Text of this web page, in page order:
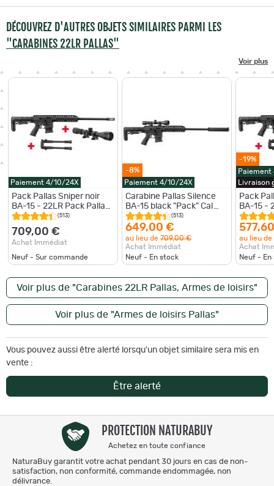
DÉCOUVREZ D'AUTRES OBJETS SIMILAIRES PARMI LES
"CARABINES 22LR PALLAS"
Voir plus
Paiement 4/10/24X
Pack Pallas Sniper noir
BA-15 - 22LR Pack Pallas
Sniper
(513)
709,00 €
Achat Immédiat
Neuf - Sur commande
-8%
Paiement 4/10/24X
Carabine Pallas Silence
BA-15 black "Pack" Cal
.22LR
(513)
649,00 €
au lieu de 709,00 €
Achat Immédiat
Neuf - En stock
-19%
Livraison
Pack
BA-15 -
au lieu de
Achat
Neuf - En
Voir plus de "Carabines 22LR Pallas, Armes de loisirs"
Voir plus de "Armes de loisirs Pallas"
Vous pouvez aussi être alerté lorsqu'un objet similaire sera mis en
vente :
Être alerté
PROTECTION NATURABUY
Achetez en toute confiance
NaturaBuy garantit votre achat pendant 30 jours en cas de non-
satisfaction, non conformité, commande endommagée, non
délivrance.